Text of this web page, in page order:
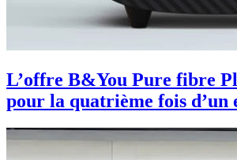
L’offre B&You Pure fibre
pour la quatrième fois d’un